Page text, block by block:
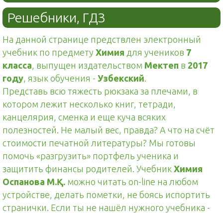
Решебники, ГДЗ
На данной странице предствлен электронный
учебник по предмету Химия для учеников 7
класса, выпущен издательством Мектеп в 2017
году, язык обучения - Узбекский.
Представь всю тяжесть рюкзака за плечами, в
котором лежит несколько книг, тетради,
канцелярия, сменка и еще куча всяких
полезностей. Не малый вес, правда? А что на счёт
стоимости печатной литературы? Мы готовы
помочь «разгрузить» портфель ученика и
защитить финансы родителей. Учебник Химия
Оспанова М.Қ. можно читать on-line на любом
устройстве, делать пометки, не боясь испортить
странички. Если ты не нашёл нужного учебника -